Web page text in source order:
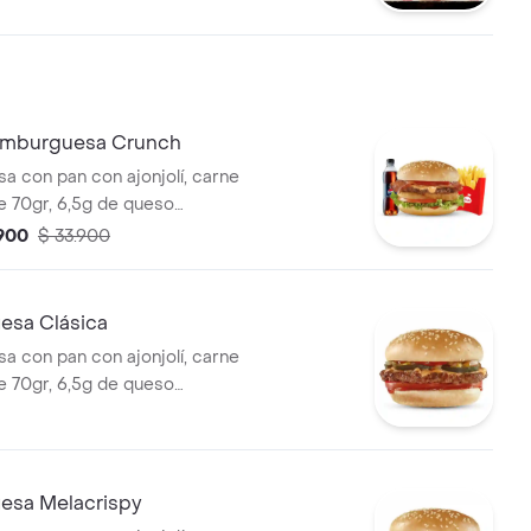
Crunch
con pan con ajonjolí, carne
70gr, 6,5g de queso
anillos de cebolla,
copa de salsa Presto y
$ 33.900
Clásica
con pan con ajonjolí, carne
70gr, 6,5g de queso
de tomate y mostaza, con
Melacrispy